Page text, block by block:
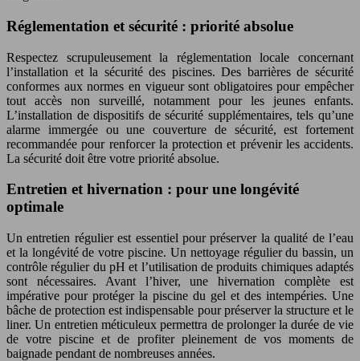
Réglementation et sécurité : priorité absolue
Respectez scrupuleusement la réglementation locale concernant
l’installation et la sécurité des piscines. Des barrières de sécurité
conformes aux normes en vigueur sont obligatoires pour empêcher
tout accès non surveillé, notamment pour les jeunes enfants.
L’installation de dispositifs de sécurité supplémentaires, tels qu’une
alarme immergée ou une couverture de sécurité, est fortement
recommandée pour renforcer la protection et prévenir les accidents.
La sécurité doit être votre priorité absolue.
Entretien et hivernation : pour une longévité
optimale
Un entretien régulier est essentiel pour préserver la qualité de l’eau
et la longévité de votre piscine. Un nettoyage régulier du bassin, un
contrôle régulier du pH et l’utilisation de produits chimiques adaptés
sont nécessaires. Avant l’hiver, une hivernation complète est
impérative pour protéger la piscine du gel et des intempéries. Une
bâche de protection est indispensable pour préserver la structure et le
liner. Un entretien méticuleux permettra de prolonger la durée de vie
de votre piscine et de profiter pleinement de vos moments de
baignade pendant de nombreuses années.